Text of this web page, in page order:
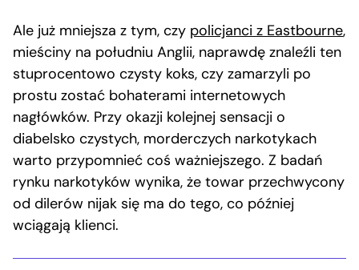
Ale już mniejsza z tym, czy policjanci z Eastbourne,
mieściny na południu Anglii, naprawdę znaleźli ten
stuprocentowo czysty koks, czy zamarzyli po
prostu zostać bohaterami internetowych
nagłówków. Przy okazji kolejnej sensacji o
diabelsko czystych, morderczych narkotykach
warto przypomnieć coś ważniejszego. Z badań
rynku narkotyków wynika, że towar przechwycony
od dilerów nijak się ma do tego, co później
wciągają klienci.